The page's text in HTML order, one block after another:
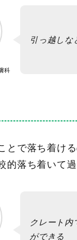
科
引っ越しな
とで落ち着け
的落ち着いて
クレート
ができる